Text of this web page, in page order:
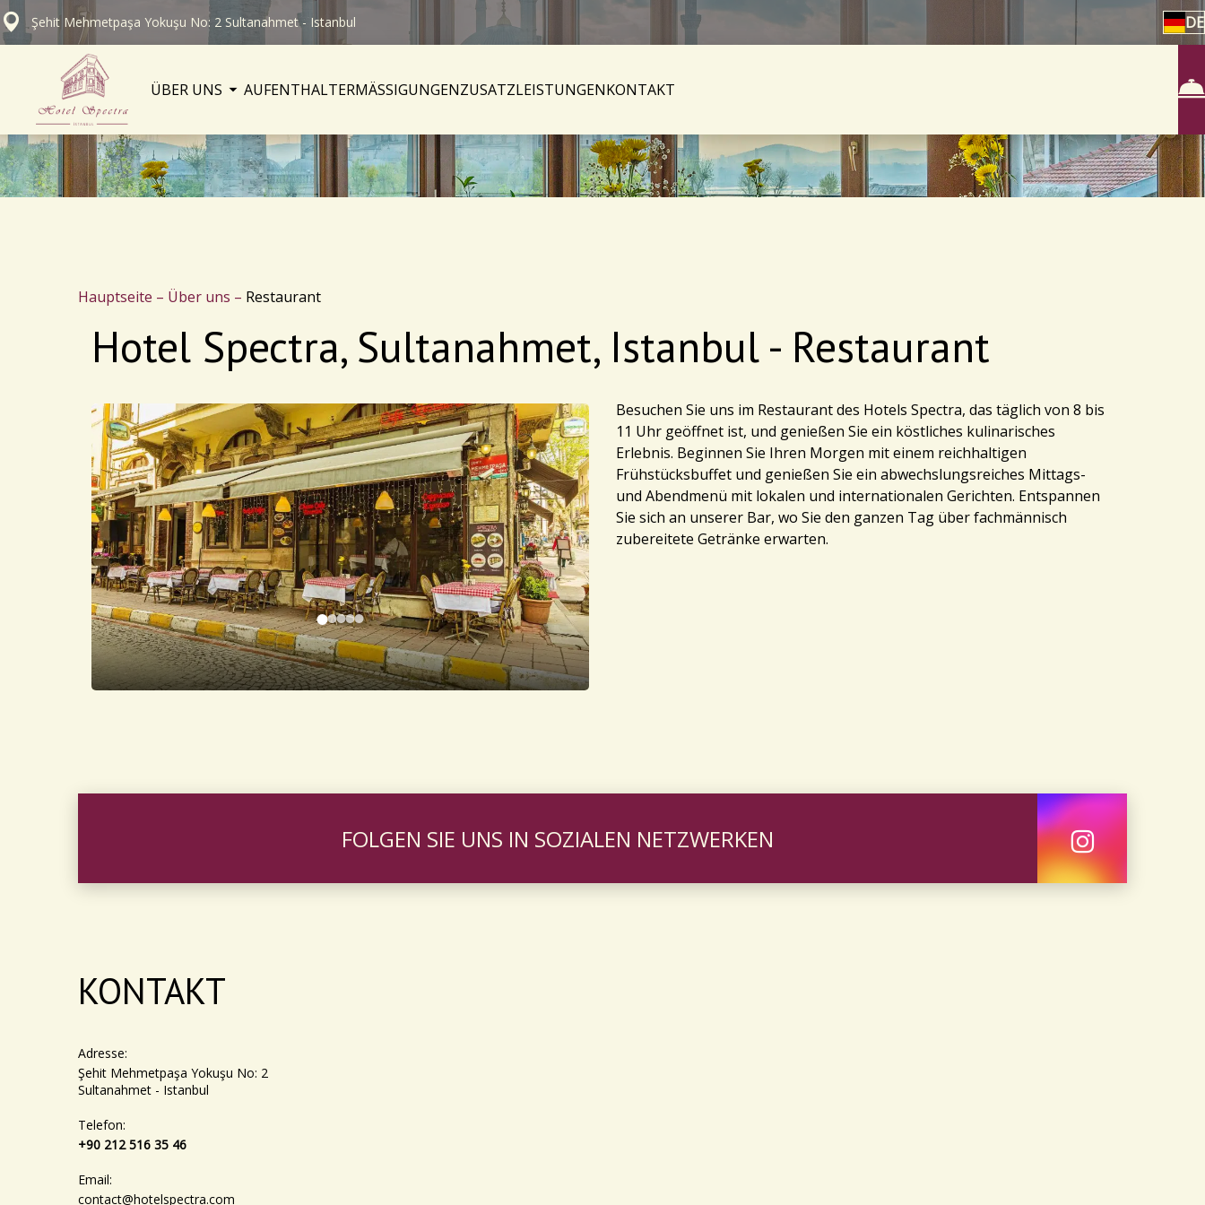
Şehit Mehmetpaşa Yokuşu No: 2 Sultanahmet - Istanbul DE
ÜBER UNS AUFENTHALTERMÄSSIGUNGENZUSATZLEISTUNGENKONTAKT
Hauptseite – Über uns – Restaurant
Hotel Spectra, Sultanahmet, Istanbul - Restaurant
Besuchen Sie uns im Restaurant des Hotels Spectra, das täglich von 8 bis
11 Uhr geöffnet ist, und genießen Sie ein köstliches kulinarisches
Erlebnis. Beginnen Sie Ihren Morgen mit einem reichhaltigen
Frühstücksbuffet und genießen Sie ein abwechslungsreiches Mittags-
und Abendmenü mit lokalen und internationalen Gerichten. Entspannen
Sie sich an unserer Bar, wo Sie den ganzen Tag über fachmännisch
zubereitete Getränke erwarten.
FOLGEN SIE UNS IN SOZIALEN NETZWERKEN
KONTAKT
Adresse:
Şehit Mehmetpaşa Yokuşu No: 2
Sultanahmet - Istanbul
Telefon:
+90 212 516 35 46
Email:
contact@hotelspectra.com